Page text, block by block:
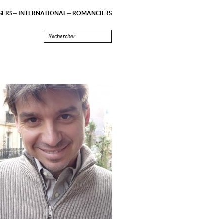
INTERNATIONAL ROMANCIERS